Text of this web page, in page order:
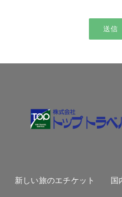
新しい旅のエチケット 国